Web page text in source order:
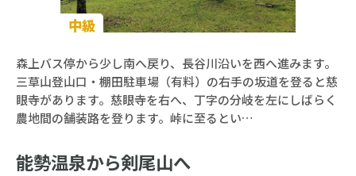
中級
森上バス停から少し南へ戻り、長谷川沿いを西へ進みます。
三草山登山口・棚田駐車場（有料）の右手の坂道を登ると慈
眼寺があります。慈眼寺を右へ、丁字の分岐を左にしばらく
農地間の舗装路を登ります。峠に至るとい…
能勢温泉から剣尾山へ